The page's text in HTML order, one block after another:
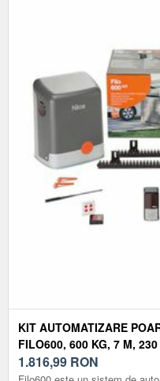
KIT AUTOMATIZARE
FILO600, 600 KG, 7 M, 230
1.816,99 RON